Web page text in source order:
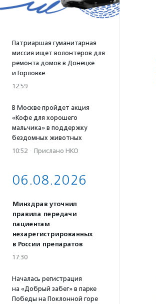
Патриаршая гуманитарная
миссия ищет волонтеров для
ремонта домов в Донецке
и Горловке
12:59
В Москве пройдет акция
«Кофе для хорошего
мальчика» в поддержку
бездомных животных
10:52 · Прислано НКО
06.08.2026
Минздрав уточнил
правила передачи
пациентам
незарегистрированных
в России препаратов
17:30
Началась регистрация
на «Добрый забег» в парке
Победы на Поклонной горе